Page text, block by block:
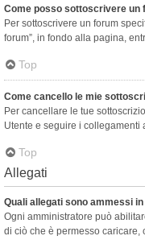
Come posso sottoscrivere un
Per sottoscrivere un forum
forum”, in fondo alla pagina,
Top
Come cancello le mie
Per cancellare le tue
Utente e seguire i collegamenti
Top
Allegati
Quali allegati sono ammessi
Ogni amministratore può
di ciò che è permesso caricare,